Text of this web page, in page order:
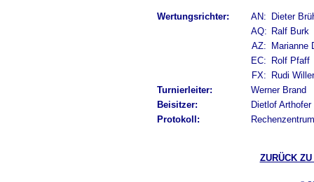
Wertungsrichter: AN:
Dieter
AQ: Ralf Burk
AZ:
Marianne
EC:
Rolf Pfaff
FX:
Rudi Willer
Turnierleiter:
Werner Brand
Beisitzer:
Dietlof Arthofer
Protokoll:
ZURÜCK